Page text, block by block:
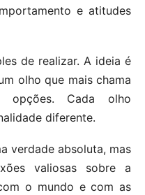
e atitudes
de realizar. A ideia é
olho que mais chama
opções. Cada olho
diferente.
verdade absoluta, mas
valiosas sobre a
o mundo e com as